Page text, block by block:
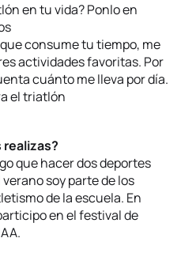
en tu vida? Ponlo en
consume tu tiempo, me
actividades favoritas. Por
cuánto me lleva por día.
el triatlón
que hacer dos deportes
soy parte de los
de la escuela. En
en el festival de